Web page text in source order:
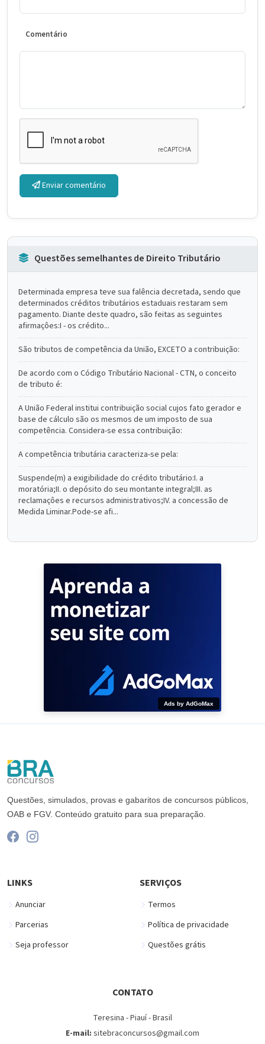
Comentário
Enviar comentário
Questões semelhantes de Direito Tributário
Determinada empresa teve sua falência decretada, sendo que
determinados créditos tributários estaduais restaram sem
pagamento. Diante deste quadro, são feitas as seguintes
afirmaçôes:I - os crédito...
São tributos de competência da União, EXCETO a contribuição:
De acordo com o Código Tributário Nacional - CTN, o conceito
de tributo é:
A União Federal institui contribuição social cujos fato gerador e
base de cálculo são os mesmos de um imposto de sua
competência. Considera-se essa contribuição:
A competência tributária caracteriza-se pela:
Suspende(m) a exigibilidade do crédito tributário:I. a
moratória;II. o depósito do seu montante integral;III. as
reclamaçôes e recursos administrativos;IV. a concessão de
Medida Liminar.Pode-se afi...
Ads by AdGoMax
Questões, simulados, provas e gabaritos de concursos públicos,
OAB e FGV. Conteúdo gratuito para sua preparação.
LINKS
Anunciar
Parcerias
Seja professor
SERVIÇOS
Termos
Política de privacidade
Questões grátis
CONTATO
Teresina - Piauí - Brasil
E-mail: sitebraconcursos@gmail.com